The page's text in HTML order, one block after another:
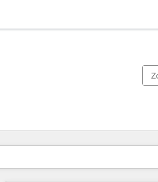
Je bent momenteel opPagina
PaginaPaginaPaginaPaginaPaginaPaginaPagina